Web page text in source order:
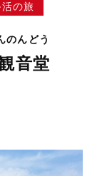
の旅
のんどう
音堂